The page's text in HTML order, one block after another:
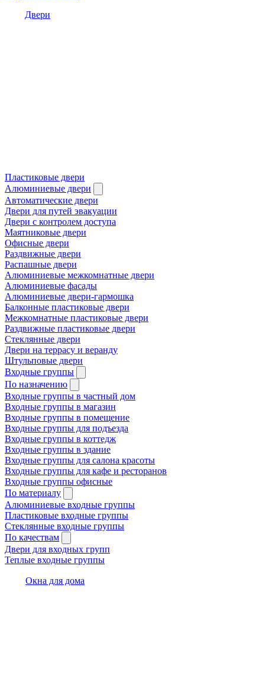
Двери
Пластиковые двери
Алюминиевые двери
Автоматические двери
Двери для путей эвакуации
Двери с контролем доступа
Маятниковые двери
Офисные двери
Раздвижные двери
Распашные двери
Алюминиевые межкомнатные двери
Алюминиевые фасады
Алюминиевые двери-гармошка
Балконные пластиковые двери
Межкомнатные пластиковые двери
Раздвижные пластиковые двери
Стеклянные двери
Двери на террасу и веранду
Штульповые двери
Входные группы
По назначению
Входные группы в частный дом
Входные группы в магазин
Входные группы в помещение
Входные группы для подъезда
Входные группы в коттедж
Входные группы в здание
Входные группы для салона красоты
Входные группы для кафе и ресторанов
Входные группы офисные
По материалу
Алюминиевые входные группы
Пластиковые входные группы
Стеклянные входные группы
По качествам
Двери для входных групп
Теплые входные группы
Окна для дома